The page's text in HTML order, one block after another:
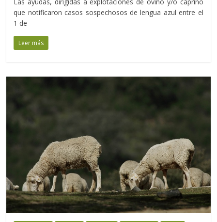
Las ayudas, dirigidas a explotaciones de ovino y/o caprino
que notificaron casos sospechosos de lengua azul entre el
1 de
Leer más